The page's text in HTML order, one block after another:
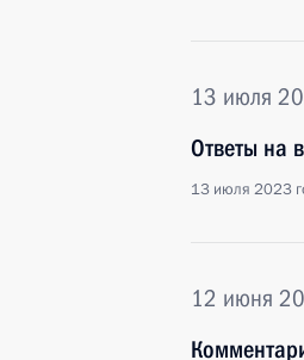
13 июля
Ответы на
13 июля 2023
12 июня